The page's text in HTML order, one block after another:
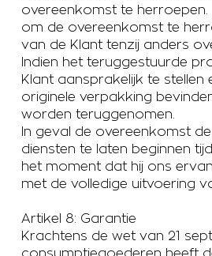
overeenkomst te herroepen.
om de overeenkomst te
van de Klant tenzij anders
Indien het teruggestuurde
Klant aansprakelijk te
originele verpakking
worden teruggenomen.
In geval de overeenkomst
diensten te laten beginnen
het moment dat hij ons
met de volledige uitvoering
Artikel 8: Garantie
Krachtens de wet van 21